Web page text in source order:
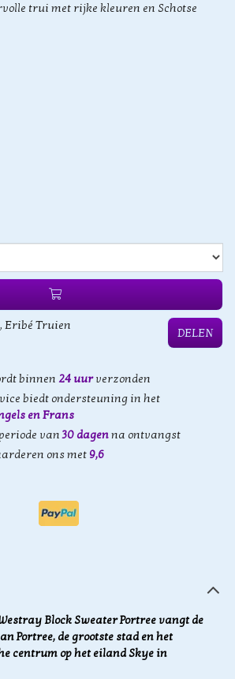
trui met rijke kleuren en Schotse
, Eribé Truien
DELEN
binnen 24 uurverzonden
biedt ondersteuning in het
en Frans
van30 dagenna ontvangst
ons met 9,6
Block Sweater Portree vangt de
Portree, de grootste stad en het
centrum op het eiland Skye in